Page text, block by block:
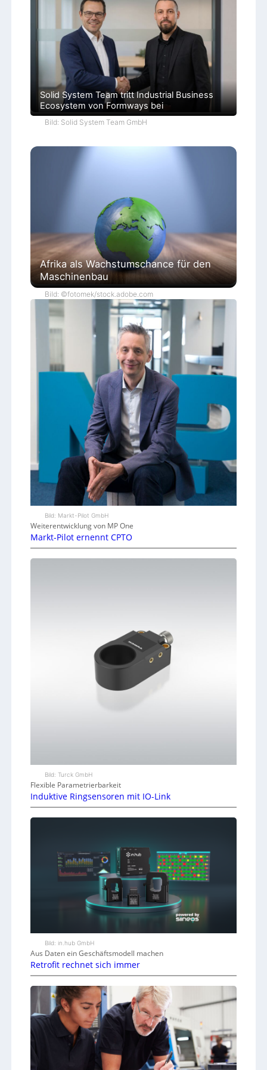
Solid System Team tritt Industrial Business
Ecosystem von Formways bei
Bild: Solid System Team GmbH
Afrika als Wachstumschance für den
Maschinenbau
Bild: ©fotomek/stock.adobe.com
Bild: Markt-Pilot GmbH
Weiterentwicklung von MP One
Markt-Pilot ernennt CPTO
Bild: Turck GmbH
Flexible Parametrierbarkeit
Induktive Ringsensoren mit IO-Link
Bild: in.hub GmbH
Aus Daten ein Geschäftsmodell machen
Retrofit rechnet sich immer